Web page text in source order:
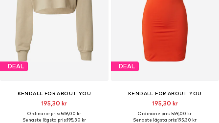
DEAL
KENDALL FOR ABOUT YOU
195,30 kr
Ordinarie pris: 569,00 kr
Senaste lägsta pris:195,30 kr
DEAL
KENDALL FOR ABOUT YOU
195,30 kr
Ordinarie pris: 569,00 kr
Senaste lägsta pris:195,30 kr